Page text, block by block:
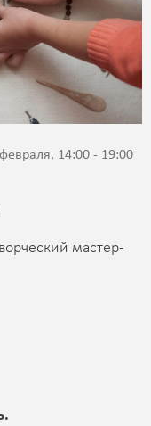
14:00 - 19:00
мастер-